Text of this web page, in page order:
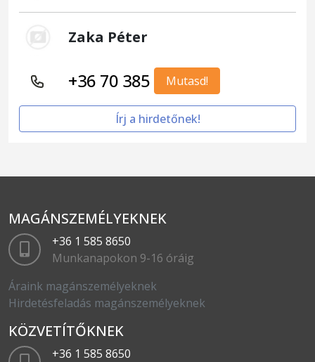
Zaka Péter
+36 70 385 Mutasd!
Írj a hirdetőnek!
MAGÁNSZEMÉLYEKNEK
+36 1 585 8650
Munkanapokon 9-16 óráig
Áraink magánszemélyeknek
Hirdetésfeladás magánszemélyeknek
KÖZVETÍTŐKNEK
+36 1 585 8650